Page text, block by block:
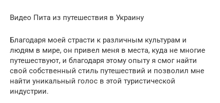
Видео Пита из путешествия в Украину
Благодаря моей страсти к различным культурам и
людям в мире, он привел меня в места, куда не многие
путешествуют, и благодаря этому опыту я смог найти
свой собственный стиль путешествий и позволил мне
найти уникальный голос в этой туристической
индустрии.